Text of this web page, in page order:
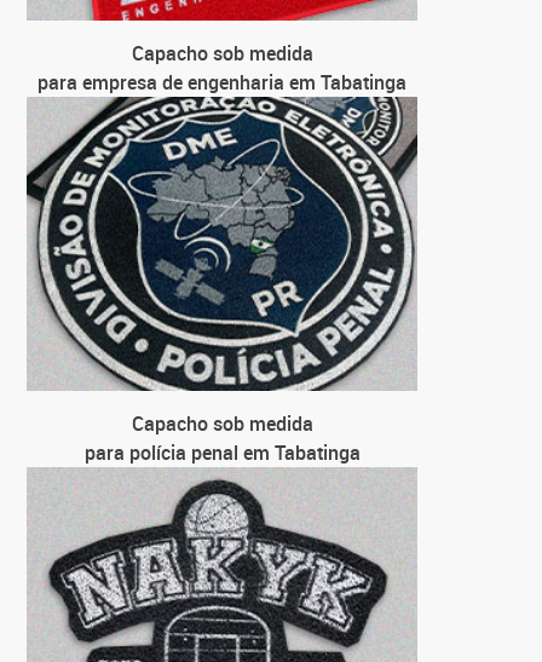
Capacho sob medida
para empresa de engenharia em Tabatinga
Capacho sob medida
para polícia penal em Tabatinga